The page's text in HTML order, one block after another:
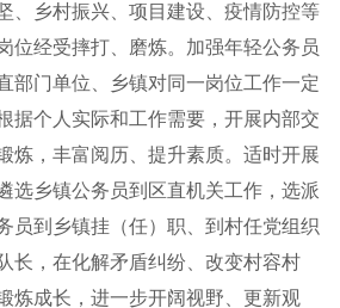
、乡村振兴、项目建设、疫情防控等
位经受摔打、磨炼。加强年轻公务员
部门单位、乡镇对同一岗位工作一定
据个人实际和工作需要，开展内部交
炼，丰富阅历、提升素质。适时开展
选乡镇公务员到区直机关工作，选派
员到乡镇挂（任）职、到村任党组织
长，在化解矛盾纠纷、改变村容村
炼成长，进一步开阔视野、更新观